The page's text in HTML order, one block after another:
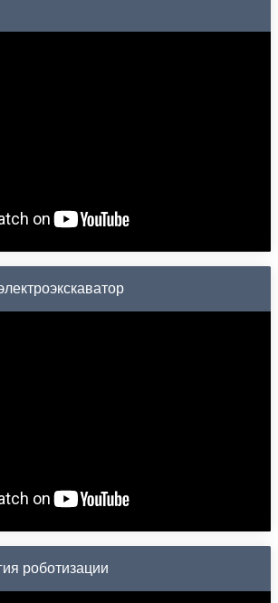
роботизации